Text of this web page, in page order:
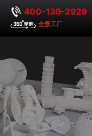
400-139-2929
全景工厂